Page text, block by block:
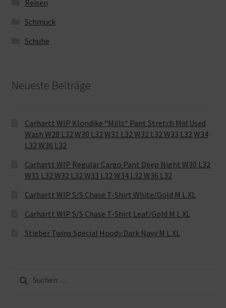
Reisen
Schmuck
Schuhe
Neueste Beiträge
Carhartt WIP Klondike “Mills“ Pant Stretch Mid Used
Wash W28 L32 W30 L32 W31 L32 W32 L32 W33 L32 W34
L32 W36 L32
Carhartt WIP Regular Cargo Pant Deep Night W30 L32
W31 L32 W32 L32 W33 L32 W34 L32 W36 L32
Carhartt WIP S/S Chase T-Shirt White/Gold M L XL
Carhartt WIP S/S Chase T-Shirt Leaf/Gold M L XL
Stieber Twins Special Hoody Dark Navy M L XL
nach: